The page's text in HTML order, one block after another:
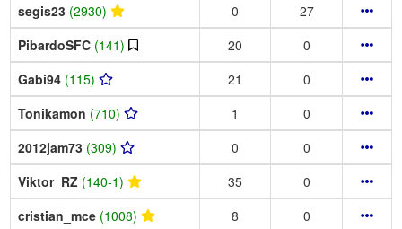
segis23 (2930) 0
27
PibardoSFC (141) 20
0
Gabi94 (115) 21
0
Tonikamon (710) 1
0
2012jam73 (309) 0
0
Viktor_RZ (140-1) 35
0
cristian_mce (1008) 8
0